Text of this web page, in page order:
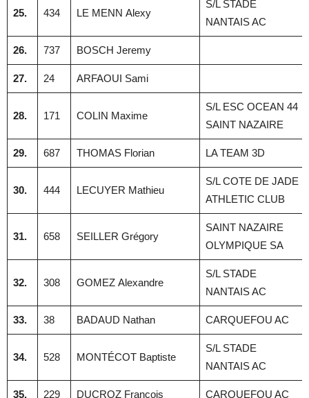
25. 434 LE MENN Alexy
S/L STADE
NANTAIS AC
26. 737 BOSCH Jeremy
27. 24 ARFAOUI Sami
28. 171 COLIN Maxime
S/L ESC OCEAN 44
SAINT NAZAIRE
29. 687 THOMAS Florian LA TEAM 3D
30. 444 LECUYER Mathieu
S/L COTE DE JADE
ATHLETIC CLUB
31. 658 SEILLER Grégory
SAINT NAZAIRE
OLYMPIQUE SA
32. 308 GOMEZ Alexandre
S/L STADE
NANTAIS AC
33. 38 BADAUD Nathan CARQUEFOU AC
34. 528 MONTÉCOT Baptiste
S/L STADE
NANTAIS AC
35. 229 DUCROZ Francois CARQUEFOU AC